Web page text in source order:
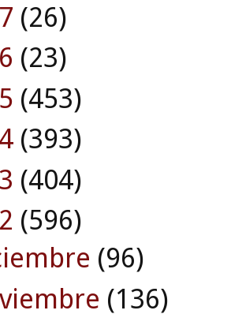
(26)
(23)
(453)
(393)
(404)
(596)
(96)
(136)